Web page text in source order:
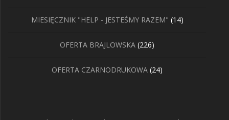
MIESIĘCZNIK "HELP - JESTEŚMY RAZEM" 1414
OFERTA BRAJLOWSKA 226226
OFERTA CZARNODRUKOWA 2424